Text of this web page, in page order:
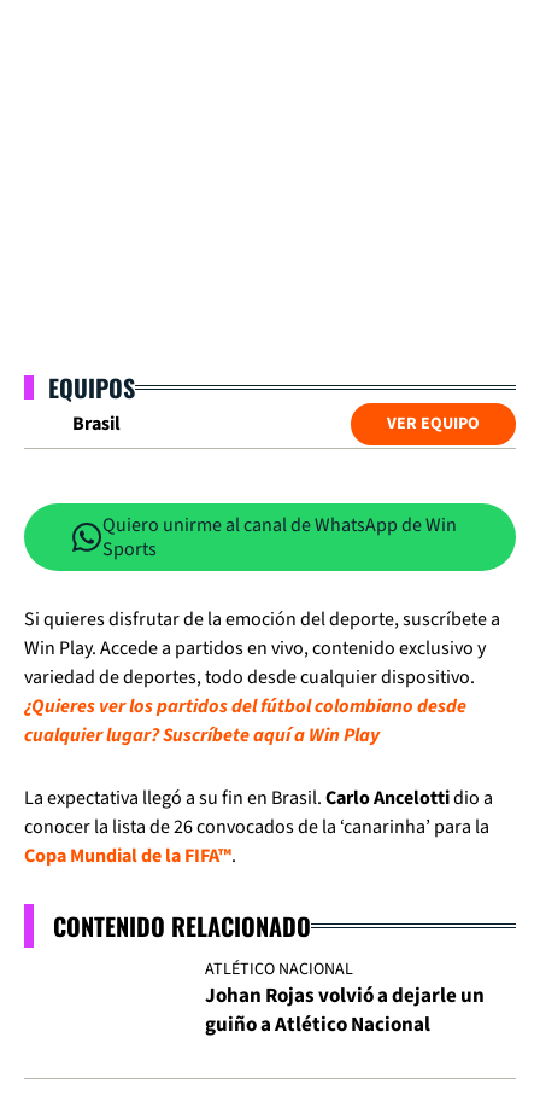
EQUIPOS
Brasil VER EQUIPO
Quiero unirme al canal de WhatsApp de Win
Sports
Si quieres disfrutar de la emoción del deporte, suscríbete a
Win Play. Accede a partidos en vivo, contenido exclusivo y
variedad de deportes, todo desde cualquier dispositivo.
¿Quieres ver los partidos del fútbol colombiano desde
cualquier lugar? Suscríbete aquí a Win Play
La expectativa llegó a su fin en Brasil.Carlo Ancelottidio a
conocer la lista de 26 convocados de la ‘canarinha’ para la
Copa Mundial de la FIFA™.
CONTENIDO RELACIONADO
ATLÉTICO NACIONAL
Johan Rojas volvió a dejarle un
guiño a Atlético Nacional